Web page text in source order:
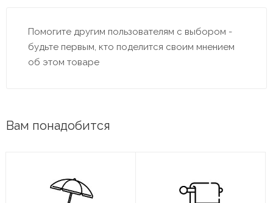
Помогите другим пользователям с выбором -
будьте первым, кто поделится своим мнением
об этом товаре
Вам понадобится